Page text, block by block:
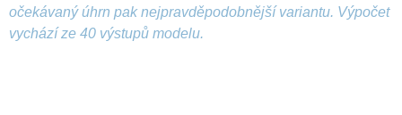
očekávaný úhrn pak nejpravděpodobnější variantu. Výpočet
vychází ze 40 výstupů modelu.